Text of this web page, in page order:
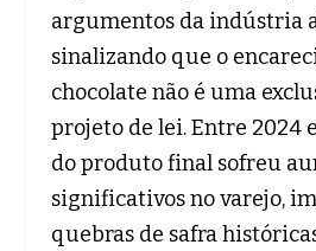
argumentos da indústria
sinalizando que o
chocolate não é uma
projeto de lei. Entre 2024
do produto final sofreu
significativos no varejo,
quebras de safra